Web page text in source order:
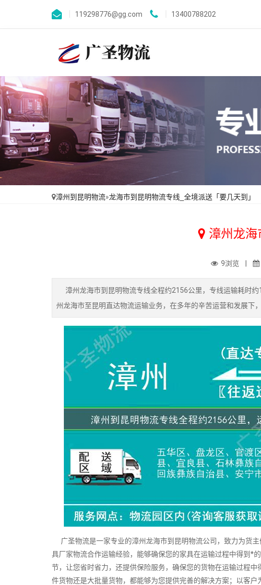
119298776@gg.com 13400788202
漳州到昆明物流»龙海市到昆明物流专线_全境派送「要几天到」
漳州龙海
9浏览 |
漳州龙海市到昆明物流专线全程约2156公里，专线运输耗时
州龙海市至昆明直达物流运输业务，在多年的辛苦运营和发展下
广圣物流是一家专业的漳州龙海市到昆明物流公司，致力为货
具厂家物流合作运输经验，能够确保您的家具在运输过程中得到*
节，让您省时省力，还提供保险服务，确保您的货物在运输过程
件货物还是大批量货物，都能够为您提供完善的解决方案；以客